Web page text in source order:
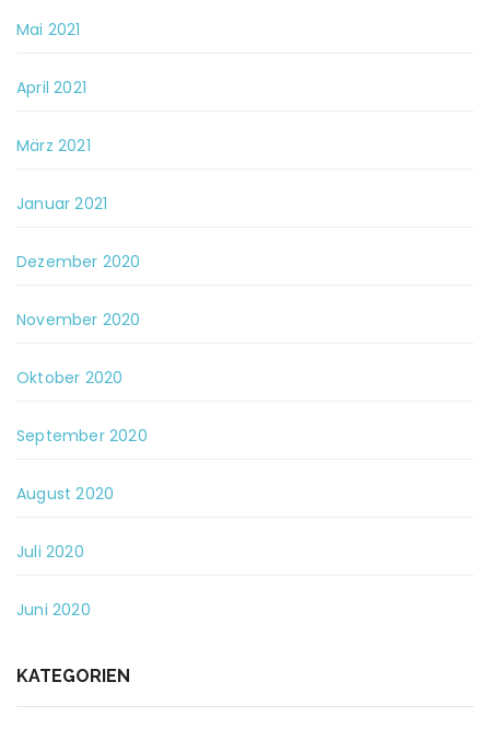
Mai 2021
April 2021
März 2021
Januar 2021
Dezember 2020
November 2020
Oktober 2020
September 2020
August 2020
Juli 2020
Juni 2020
KATEGORIEN